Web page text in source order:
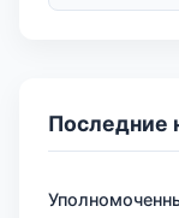
Последние